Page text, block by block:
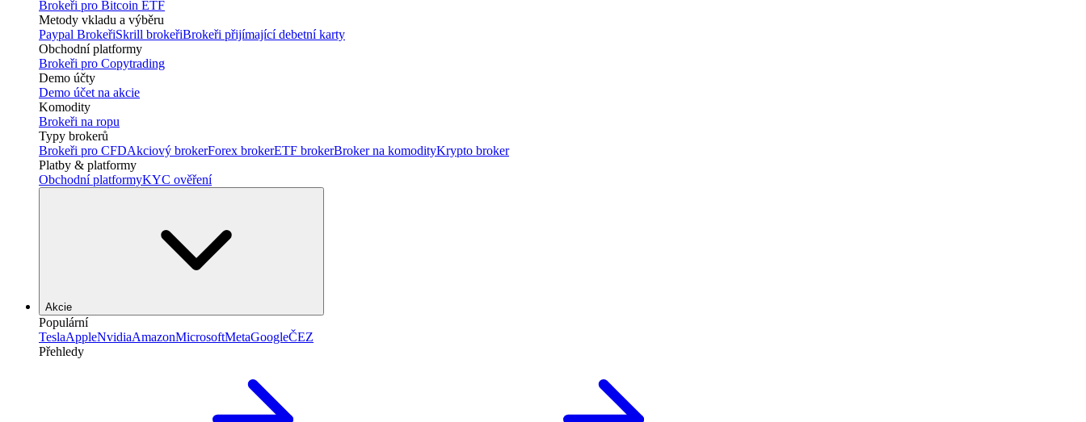
Brokeři pro Bitcoin ETF
Metody vkladu a výběru
Paypal BrokeřiSkrill brokeřiBrokeři přijímající debetní karty
Obchodní platformy
Brokeři pro Copytrading
Demo účty
Demo účet na akcie
Komodity
Brokeři na ropu
Typy brokerů
Brokeři pro CFDAkciový brokerForex brokerETF brokerBroker na komodityKrypto broker
Platby & platformy
Obchodní platformyKYC ověření
Akcie
Populární
TeslaAppleNvidiaAmazonMicrosoftMetaGoogleČEZ
Přehledy